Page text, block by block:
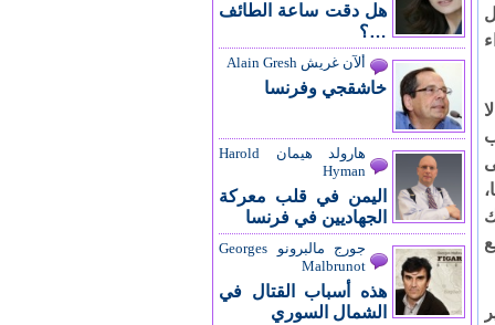
هل دقت ساعة الطائف
…؟
ألآن غريش Alain Gresh
خاشقجي وفرنسا
هارولد هيمان Harold
Hyman
اليمن في قلب معركة
الجهاديين في فرنسا
جورج مالبرونو Georges
Malbrunot
هذه أسباب القتال في
الشمال السوري